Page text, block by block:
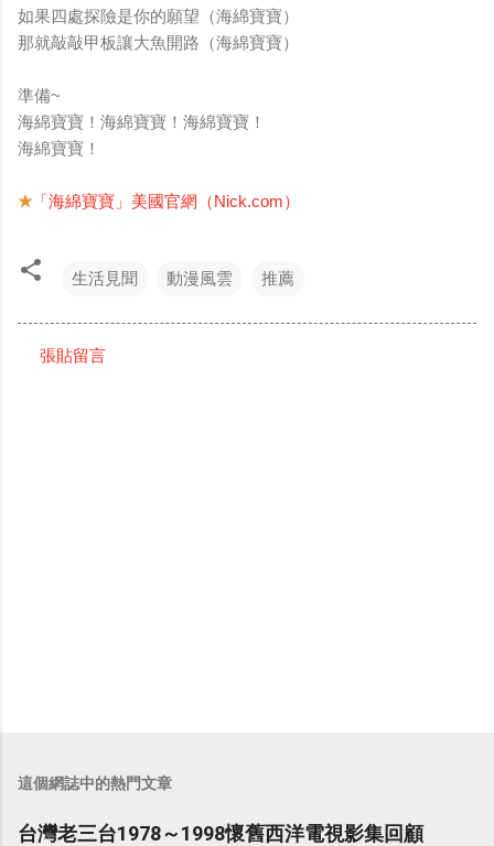
如果四處探險是你的願望（海綿寶寶）
那就敲敲甲板讓大魚開路（海綿寶寶）
準備~
海綿寶寶！海綿寶寶！海綿寶寶！
海綿寶寶！
★「海綿寶寶」美國官網（Nick.com）
生活見聞 動漫風雲 推薦
張貼留言
這個網誌中的熱門文章
台灣老三台1978～1998懷舊西洋電視影集回顧